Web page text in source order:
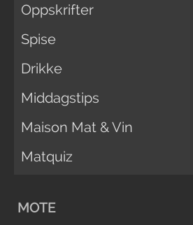
Oppskrifter
Spise
Drikke
Middagstips
Maison Mat & Vin
Matquiz
MOTE